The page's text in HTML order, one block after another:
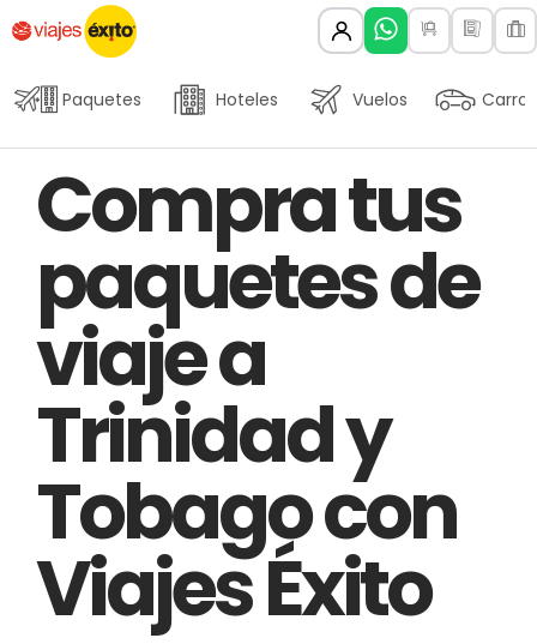
Paquetes Hoteles Vuelos Carros
IN:
Compra tus
paquetes de
viaje a
Trinidad y
Tobago con
Viajes Éxito
on: